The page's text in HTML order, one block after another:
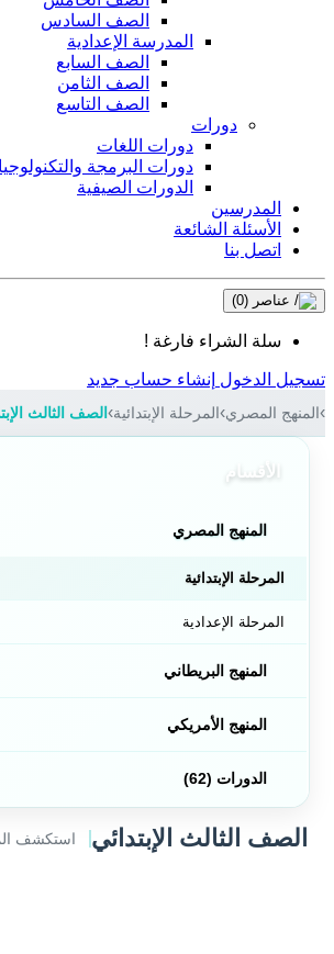
الصف السادس
المدرسة الإعدادية
الصف السابع
الصف الثامن
الصف التاسع
دورات
دورات اللغات
دورات البرمجة والتكنولوجيا
الدورات الصيفية
المدرسين
الأسئلة الشائعة
اتصل بنا
عناصر (0)
سلة الشراء فارغة !
تسجيل الدخول إنشاء حساب جديد
المنهج المصري المرحلة الإبتدائية الصف الثالث
الأقسام
المنهج المصري
المرحلة الإبتدائية
المرحلة الإعدادية
المنهج البريطاني
المنهج الأمريكي
الدورات (62)
الصف الثالث الإبتدائي استكشف